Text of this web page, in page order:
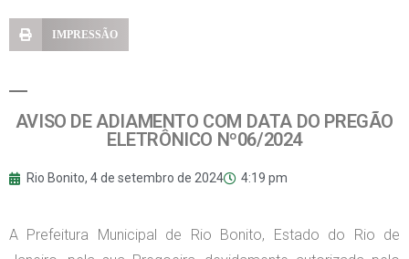
IMPRESSÃO
AVISO DE ADIAMENTO COM DATA DO PREGÃO
ELETRÔNICO Nº06/2024
Rio Bonito, 4 de setembro de 2024 4:19 pm
A Prefeitura Municipal de Rio Bonito, Estado do Rio de